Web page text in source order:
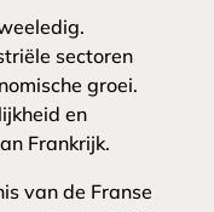
sectoren
groei.
en
Frankrijk.
van de Franse